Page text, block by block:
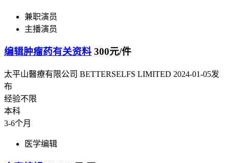
兼职演员
主播演员
编辑肿瘤药有关资料 300元/件
太平山醫療有限公司 BETTERSELFS LIMITED 2024-01-05发
布
经验不限
本科
3-6个月
医学编辑